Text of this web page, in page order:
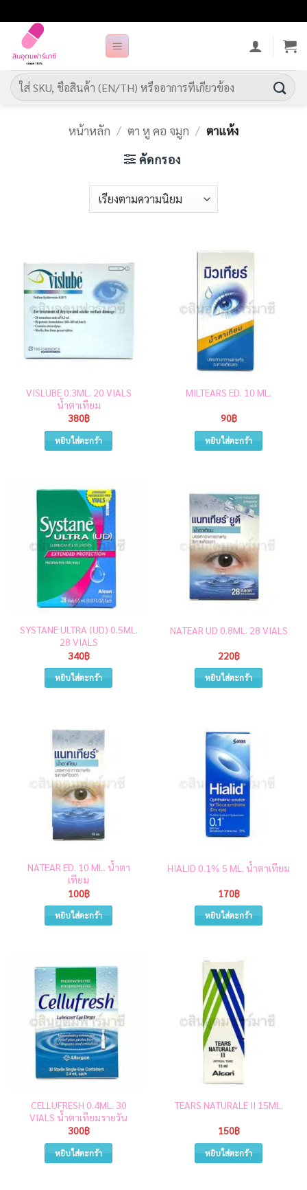
ไป
เนื้อหา
ค้นหา:
หน้าหลัก / ตา หู คอ จมูก / ตาแห้ง
คัดกรอง
VISLUBE 0.3ML. 20 VIALS
น้ำตาเทียม
380฿
หยิบใส่ตะกร้า
MILTEARS ED. 10 ML.
90฿
หยิบใส่ตะกร้า
SYSTANE ULTRA (UD) 0.5ML.
28 VIALS
340฿
หยิบใส่ตะกร้า
NATEAR UD 0.8ML. 28 VIALS
220฿
หยิบใส่ตะกร้า
NATEAR ED. 10 ML. น้ำตา
เทียม
100฿
หยิบใส่ตะกร้า
HIALID 0.1% 5 ML. น้ำตาเทียม
170฿
หยิบใส่ตะกร้า
CELLUFRESH 0.4ML. 30
VIALS น้ำตาเทียมรายวัน
300฿
หยิบใส่ตะกร้า
TEARS NATURALE II 15ML.
150฿
หยิบใส่ตะกร้า